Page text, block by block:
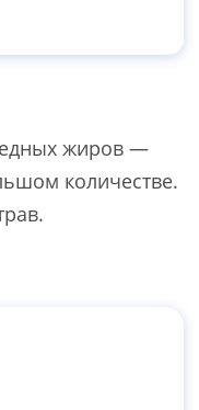
жиров —
количестве.